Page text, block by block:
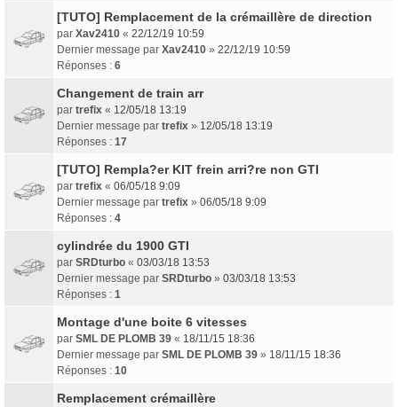
[TUTO] Remplacement de la crémaillère de direction
par Xav2410 « 22/12/19 10:59
Dernier message par Xav2410 » 22/12/19 10:59
Réponses : 6
Changement de train arr
par trefix « 12/05/18 13:19
Dernier message par trefix » 12/05/18 13:19
Réponses : 17
[TUTO] Rempla?er KIT frein arri?re non GTI
par trefix « 06/05/18 9:09
Dernier message par trefix » 06/05/18 9:09
Réponses : 4
cylindrée du 1900 GTI
par SRDturbo « 03/03/18 13:53
Dernier message par SRDturbo » 03/03/18 13:53
Réponses : 1
Montage d'une boite 6 vitesses
par SML DE PLOMB 39 « 18/11/15 18:36
Dernier message par SML DE PLOMB 39 » 18/11/15 18:36
Réponses : 10
Remplacement crémaillère